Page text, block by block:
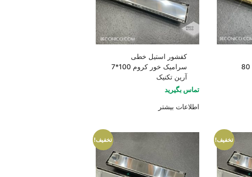
سرامیک خور طلایی 80
کفشور استیل خطی
سرامیک خور کروم 100*7
آرین تکنیک
تماس بگیرید
اطلاعات بیشتر
تخفیف! تخفیف!